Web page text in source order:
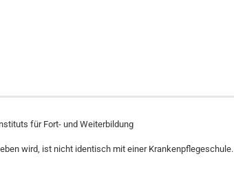
für Fort- und Weiterbildung
wird, ist nicht identisch mit einer Krankenpflegeschule.